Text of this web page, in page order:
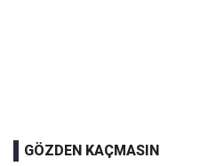
GÖZDEN KAÇMASIN